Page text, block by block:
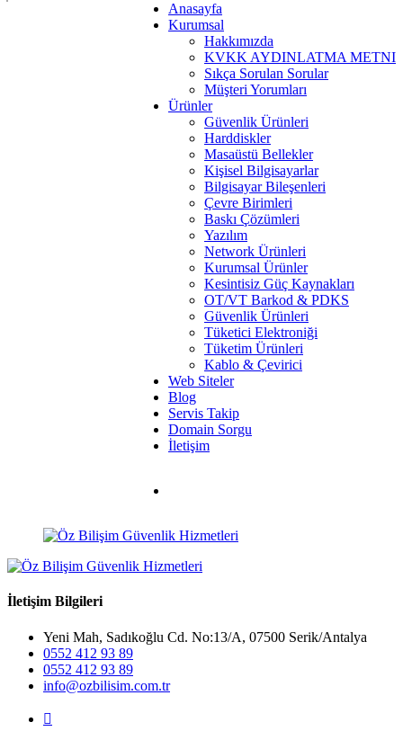
Anasayfa
Kurumsal
Hakkımızda
KVKK AYDINLATMA METNI
Sıkça Sorulan Sorular
Müşteri Yorumları
Ürünler
Güvenlik Ürünleri
Harddiskler
Masaüstü Bellekler
Kişisel Bilgisayarlar
Bilgisayar Bileşenleri
Çevre Birimleri
Baskı Çözümleri
Yazılım
Network Ürünleri
Kurumsal Ürünler
Kesintisiz Güç Kaynakları
OT/VT Barkod & PDKS
Güvenlik Ürünleri
Tüketici Elektroniği
Tüketim Ürünleri
Kablo & Çevirici
Web Siteler
Blog
Servis Takip
Domain Sorgu
İletişim
İletişim Bilgileri
Yeni Mah, Sadıkoğlu Cd. No:13/A, 07500 Serik/Antalya
0552 412 93 89
0552 412 93 89
info@ozbilisim.com.tr